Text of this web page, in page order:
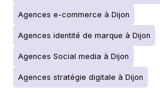
Agences e-commerce à Dijon
Agences identité de marque à Dijon
Agences Social media à Dijon
Agences stratégie digitale à Dijon